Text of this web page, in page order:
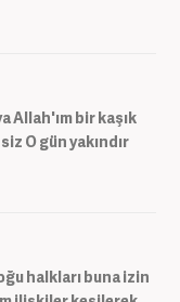
Allah'ım bir kaşık
O gün yakındır
halkları buna izin